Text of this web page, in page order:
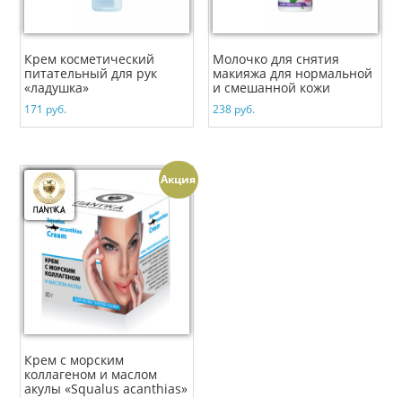
Крем косметический
питательный для рук
«ладушка»
171 руб.
Молочко для снятия
макияжа для нормальной
и смешанной кожи
238 руб.
Акция
Крем с морским
коллагеном и маслом
акулы «Squalus acanthias»